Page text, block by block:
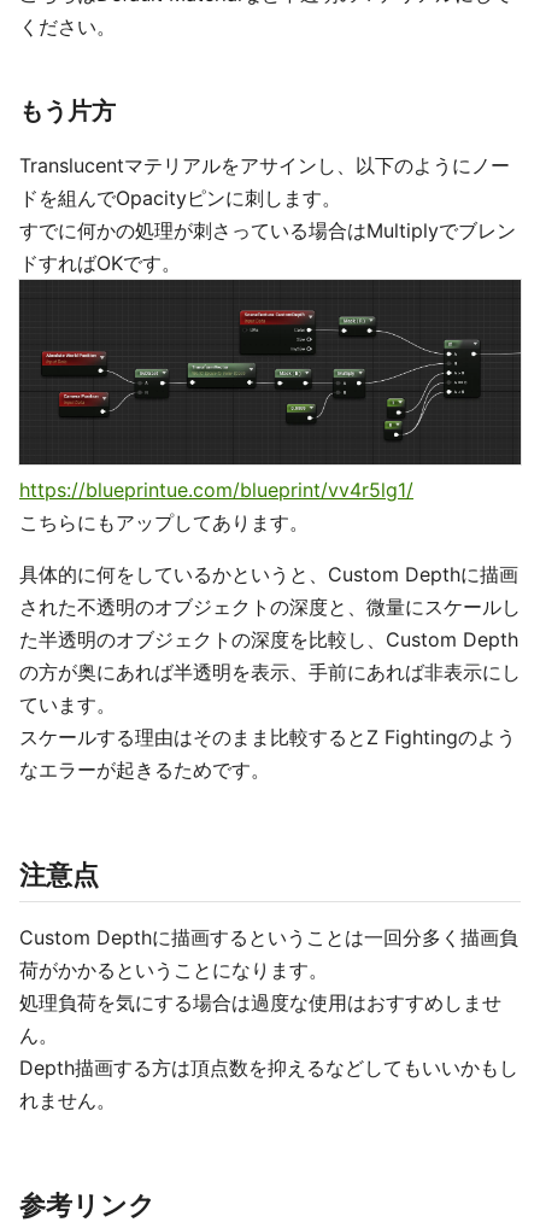
ください。
もう片方
Translucentマテリアルをアサインし、以下のようにノー
ドを組んでOpacityピンに刺します。
すでに何かの処理が刺さっている場合はMultiplyでブレン
ドすればOKです。
https://blueprintue.com/blueprint/vv4r5lg1/
こちらにもアップしてあります。
具体的に何をしているかというと、Custom Depthに描画
された不透明のオブジェクトの深度と、微量にスケールし
た半透明のオブジェクトの深度を比較し、Custom Depth
の方が奥にあれば半透明を表示、手前にあれば非表示にし
ています。
スケールする理由はそのまま比較するとZ Fightingのよう
なエラーが起きるためです。
注意点
Custom Depthに描画するということは一回分多く描画負
荷がかかるということになります。
処理負荷を気にする場合は過度な使用はおすすめしませ
ん。
Depth描画する方は頂点数を抑えるなどしてもいいかもし
れません。
参考リンク